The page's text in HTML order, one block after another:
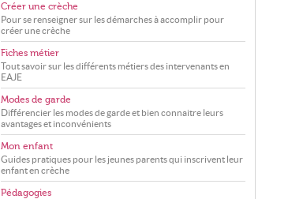
Créer une crèche
Pour se renseigner sur les démarches à accomplir pour
créer une crèche
Fiches métier
Tout savoir sur les différents métiers des intervenants en
EAJE
Modes de garde
Différencier les modes de garde et bien connaitre leurs
avantages et inconvénients
Mon enfant
Guides pratiques pour les jeunes parents qui inscrivent leur
enfant en crèche
Pédagogies